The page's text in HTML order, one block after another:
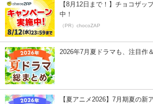
【8月12日まで！】チョコザッ
中！
（PR）chocoZAP
2026年7月夏ドラマも、注目作
【夏アニメ2026】7月期夏の新